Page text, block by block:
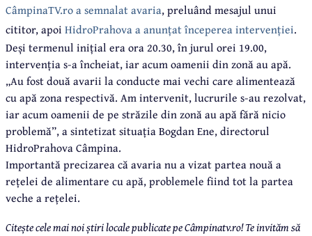
CâmpinaTV.ro a semnalat avaria, preluând mesajul unui
cititor, apoi HidroPrahova a anunțat începerea intervenției.
Deși termenul inițial era ora 20.30, în jurul orei 19.00,
intervenția s-a încheiat, iar acum oamenii din zonă au apă.
„Au fost două avarii la conducte mai vechi care alimentează
cu apă zona respectivă. Am intervenit, lucrurile s-au rezolvat,
iar acum oamenii de pe străzile din zonă au apă fără nicio
problemă”, a sintetizat situația Bogdan Ene, directorul
HidroPrahova Câmpina.
Importantă precizarea că avaria nu a vizat partea nouă a
rețelei de alimentare cu apă, problemele fiind tot la partea
veche a rețelei.
Citește cele mai noi știri locale publicate pe Câmpinatv.ro! Te invităm să